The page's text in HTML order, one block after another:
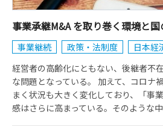
事業承継M&A を取り巻く環境と
事業継続 政策・法制度
日本経
経営者の高齢化にともない、後継者不
な問題となっている。 加えて、コロナ
まく状況も大きく変化しており、「事
感はさらに高まっている。そのような